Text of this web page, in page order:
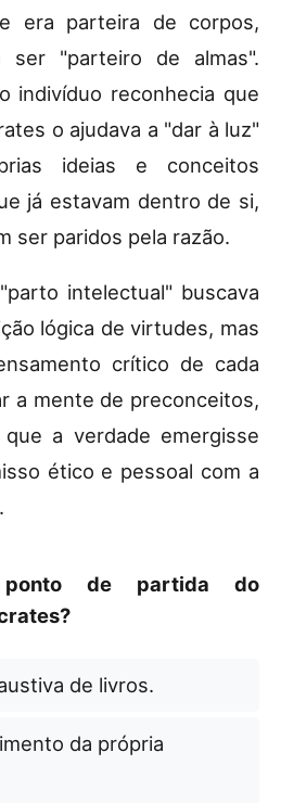
era parteira de corpos,
ser "parteiro de almas".
indivíduo reconhecia que
o ajudava a "dar à luz"
ideias e conceitos
já estavam dentro de si,
ser paridos pela razão.
intelectual" buscava
lógica de virtudes, mas
crítico de cada
a mente de preconceitos,
a verdade emergisse
ético e pessoal com a
de partida do
de livros.
da própria